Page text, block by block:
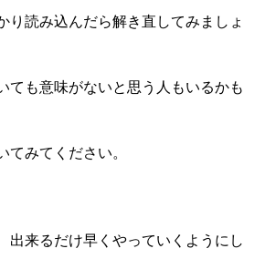
り読み込んだら解き直してみましょ
ても意味がないと思う人もいるかも
てみてください。
出来るだけ早くやっていくようにし